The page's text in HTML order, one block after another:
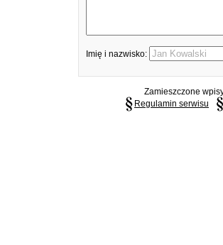
Imię i nazwisko:
Zamieszczone
Regulamin serwisu